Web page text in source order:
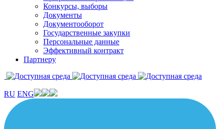
Конкурсы, выборы
Документы
Документооборот
Государственные закупки
Персональные данные
Эффективный контракт
Партнеру
RU ENG